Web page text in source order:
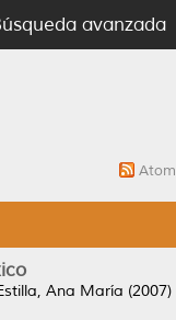
avanzada
Atom
Ana María (2007)